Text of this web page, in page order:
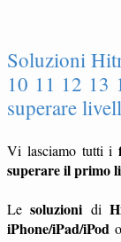
Soluzioni
10 11 12 13
superare
Vi lasciamo tutti i
superare il primo
Lesoluzioni di
iPhone/iPad/iPod